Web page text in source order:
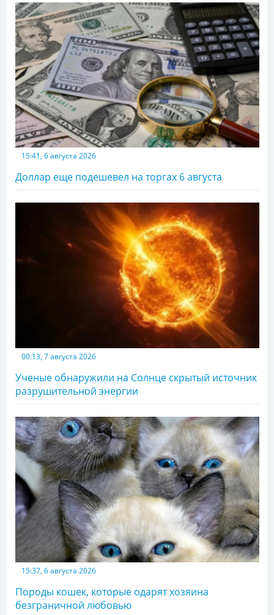
15:41, 6 августа 2026
Доллар еще подешевел на торгах 6 августа
00:13, 7 августа 2026
Ученые обнаружили на Солнце скрытый источник
разрушительной энергии
15:37, 6 августа 2026
Породы кошек, которые одарят хозяина
безграничной любовью